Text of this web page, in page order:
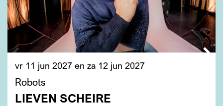
Robots
LIEVEN SCHEIRE
vr 11 jun 2027 en za 12 jun 2027